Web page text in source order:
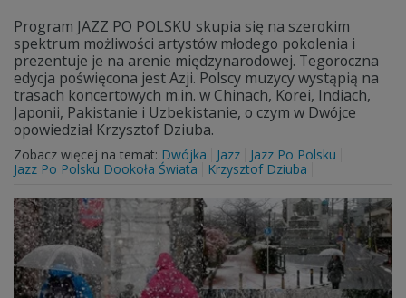
Program JAZZ PO POLSKU skupia się na szerokim
spektrum możliwości artystów młodego pokolenia i
prezentuje je na arenie międzynarodowej. Tegoroczna
edycja poświęcona jest Azji. Polscy muzycy wystąpią na
trasach koncertowych m.in. w Chinach, Korei, Indiach,
Japonii, Pakistanie i Uzbekistanie, o czym w Dwójce
opowiedział Krzysztof Dziuba.
Zobacz więcej na temat: Dwójka Jazz
Jazz Po Polsku
Jazz Po Polsku Dookoła Świata
Krzysztof Dziuba